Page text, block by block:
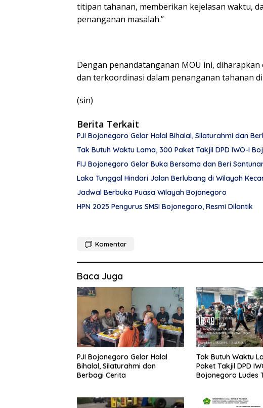
titipan tahanan, memberikan kejelasan waktu,
penanganan masalah.”
Dengan penandatanganan MOU ini,
dan terkoordinasi dalam penanganan tahanan
(sin)
Berita Terkait
PJI Bojonegoro Gelar Halal Bihalal, Silaturahmi dan
Tak Butuh Waktu Lama, 300 Paket Takjil DPD IWO-I
FIJ Bojonegoro Gelar Buka Bersama dan Beri
Laka Tunggal Hindari Jalan Berlubang di Wilayah
Jadwal Berbuka Puasa Wilayah Bojonegoro
HPN 2025 Pengurus SMSI Bojonegoro, Resmi Dilantik
Komentar
Baca Juga
PJI Bojonegoro Gelar Halal
Bihalal, Silaturahmi dan
Berbagi Cerita
Tak Butuh Waktu
Paket Takjil DPD
Bojonegoro Ludes